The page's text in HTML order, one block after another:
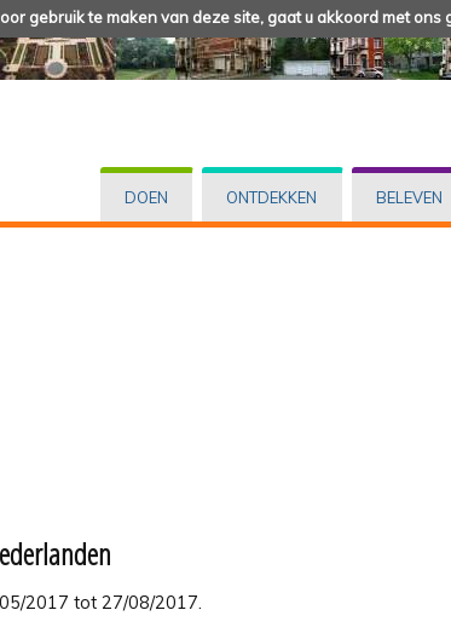
gebruik te maken van deze site, gaat u akkoord met ons
DOEN ONTDEKKEN BELEVEN
2017 tot 27/08/2017.